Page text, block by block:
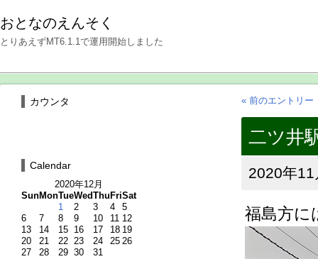
おとなのえんそく
とりあえずMT6.1.1で運用開始しました
« 前のエントリー
二ツ井
2020年
福島方に
カウンタ
Calendar
2020年12月
SunMonTueWedThu FriSat
1
2 3 4
5
6
7 8 9 10 11 12
13
14 15 16 17 18 19
20
21 22 23 24 25 26
27
28 29 30 31